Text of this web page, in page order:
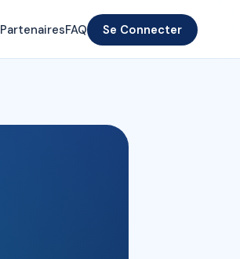
PartenairesFAQ Se Connecter